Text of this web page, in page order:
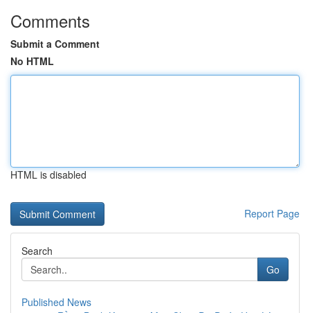
Comments
Submit a Comment
No HTML
HTML is disabled
Report Page
Search
Go
Published News